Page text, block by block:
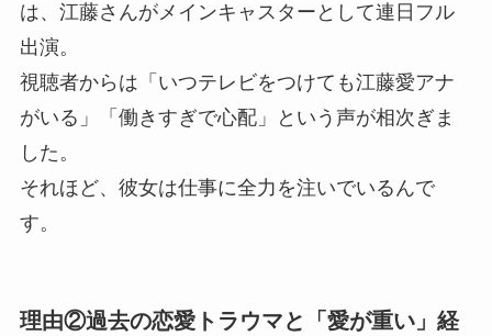
は、江藤さんがメインキャスターとして連日フル
出演。
視聴者からは「いつテレビをつけても江藤愛アナ
がいる」「働きすぎで心配」という声が相次ぎま
した。
それほど、彼女は仕事に全力を注いでいるんで
す。
理由②過去の恋愛トラウマと「愛が重い」経